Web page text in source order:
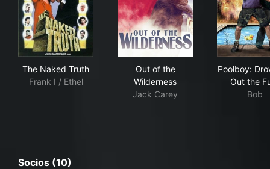
The Naked Truth
Frank I / Ethel
Out of the
Wilderness
Jack Carey
Poolboy:
Out the
Bob
Socios (10)